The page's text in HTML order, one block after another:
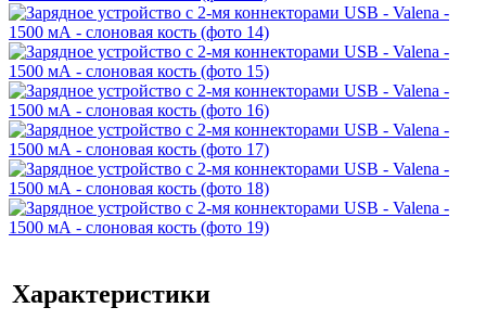
Характеристики